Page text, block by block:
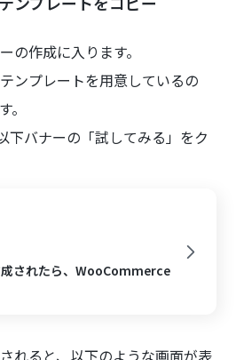
の作成に入ります。
ンプレートを用意しているの
下バナーの「試してみる」をク
されたら、WooCommerce
れると、以下のような画面が表